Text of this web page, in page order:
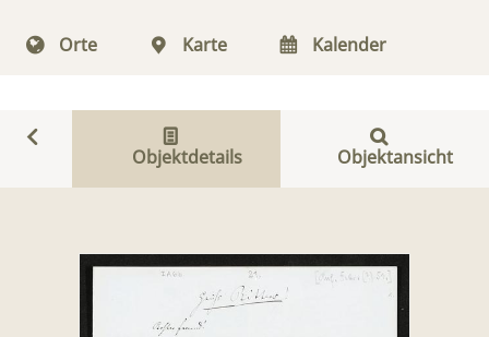
Orte Karte Kalender
Objektdetails Objektansicht